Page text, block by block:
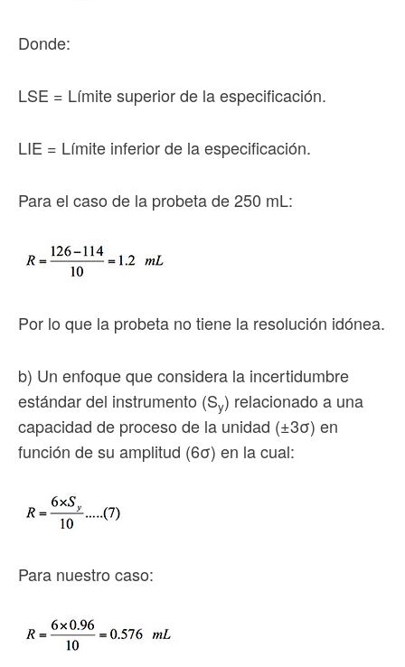
Donde:
LSE = Límite superior de la especificación.
LIE = Límite inferior de la especificación.
Para el caso de la probeta de 250 mL:
Por lo que la probeta no tiene la resolución idónea.
b) Un enfoque que considera la incertidumbre
estándar del instrumento (Sy) relacionado a una
capacidad de proceso de la unidad (±3σ) en
función de su amplitud (6σ) en la cual:
Para nuestro caso: